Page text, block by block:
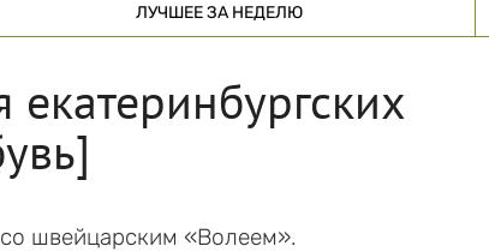
ЛУЧШЕЕ ЗА НЕДЕЛЮ
швейцарским «Волеем».